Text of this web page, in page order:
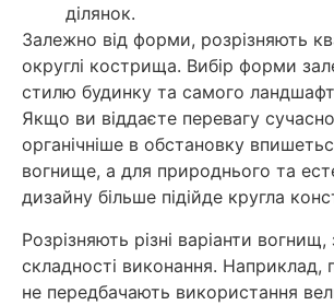
ділянок.
Залежно від форми, розрізняють
округлі кострища. Вибір форми
стилю будинку та самого
Якщо ви віддаєте перевагу
органічніше в обстановку
вогнище, а для природнього та
дизайну більше підійде кругла
Розрізняють різні варіанти
складності виконання. Наприклад,
не передбачають використання